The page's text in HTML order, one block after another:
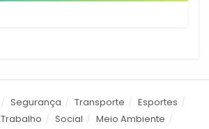
Segurança Transporte
Esportes
Trabalho Social
Meio Ambiente